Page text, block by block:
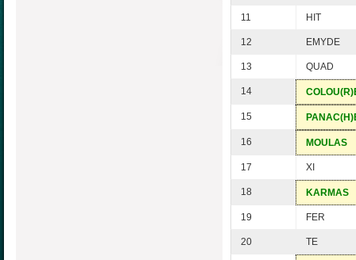
11 HIT
12 EMYDE
13 QUAD
14
15
16 MOULAS
17 XI
18 KARMAS
19 FER
20 TE